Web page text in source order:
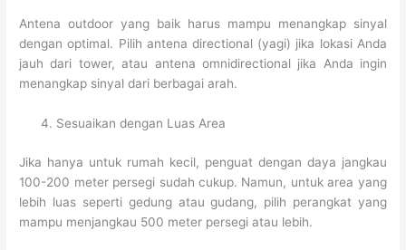
Antena outdoor yang baik harus mampu menangkap sinyal
dengan optimal. Pilih antena directional (yagi) jika lokasi Anda
jauh dari tower, atau antena omnidirectional jika Anda ingin
menangkap sinyal dari berbagai arah.
Sesuaikan dengan Luas Area
Jika hanya untuk rumah kecil, penguat dengan daya jangkau
100-200 meter persegi sudah cukup. Namun, untuk area yang
lebih luas seperti gedung atau gudang, pilih perangkat yang
mampu menjangkau 500 meter persegi atau lebih.